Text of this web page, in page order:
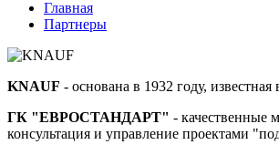
Главная
Партнеры
KNAUF - основана в 1932 году,
ГК "ЕВРОСТАНДАРТ" - качественные
консультация и управление проектами